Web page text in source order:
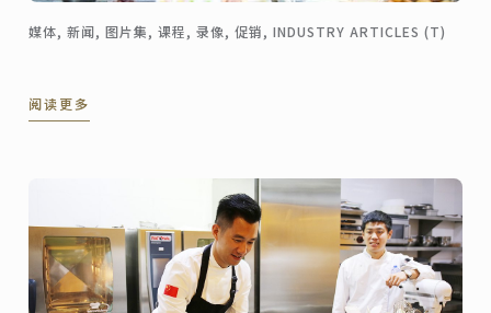
媒体, 新闻, 图片集, 课程, 录像, 促销, INDUSTRY ARTICLES (T)
阅读更多